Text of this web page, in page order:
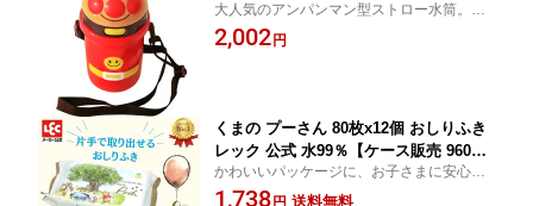
】 ドリンクホルダー ダイカット水筒 ド
リンク ボトル ストローボトル ストロー
大人気のアンパンマン型ストロー水筒。ス
テンレスじゃないから軽いです。 レック le
c LEC 子供 子ども こども キッズ あんぱん
2,002 円
くまの プーさん 80枚x12個 おしりふき
レック 公式 水99％【ケース販売 960
枚】 ディズニー ベビー 送料無料 可愛
い かわいい お祝い 出産祝い 贈り物 プ
かわいいパッケージに、お子さまに安心・
安全の成分。 水99％ ウェットティッシュ
1,738 円 送料無料